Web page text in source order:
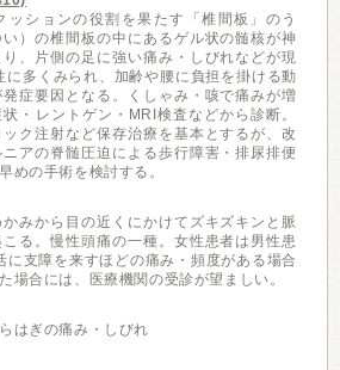
ッションの役割を果たす「椎間板」のう
）の椎間板の中にあるゲル状の髄核が神
、片側の足に強い痛み・しびれなどが現
多くみられ、加齢や腰に負担を掛ける動
症要因となる。くしゃみ・咳で痛みが増
・レントゲン・MRI検査などから診断。
ク注射など保存治療を基本とするが、改
アの脊髄圧迫による歩行障害・排尿排便
めの手術を検討する。
みから目の近くにかけてズキズキンと脈
る。慢性頭痛の一種。女性患者は男性患
に支障を来すほどの痛み・頻度がある場合
場合には、医療機関の受診が望ましい。
はぎの痛み・しびれ